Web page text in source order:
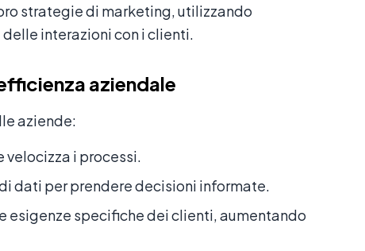
strategie di marketing, utilizzando
interazioni con i clienti.
aziendale
aziende:
velocizza i processi.
dati per prendere decisioni informate.
esigenze specifiche dei clienti, aumentando